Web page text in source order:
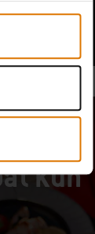
kun